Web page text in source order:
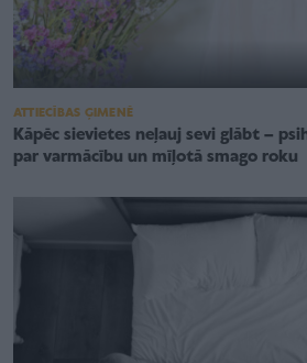
ATTIECĪBAS ĢIMENĒ
Kāpēc sievietes neļauj sevi glābt –
par varmācību un mīļotā smago roku